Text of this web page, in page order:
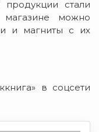
продукции стали
можно
и магниты с их
в соцсети